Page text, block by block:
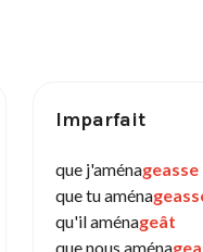
Imparfait
que j'aménageasse
que tu aména
qu'il aménageât
que nous aména